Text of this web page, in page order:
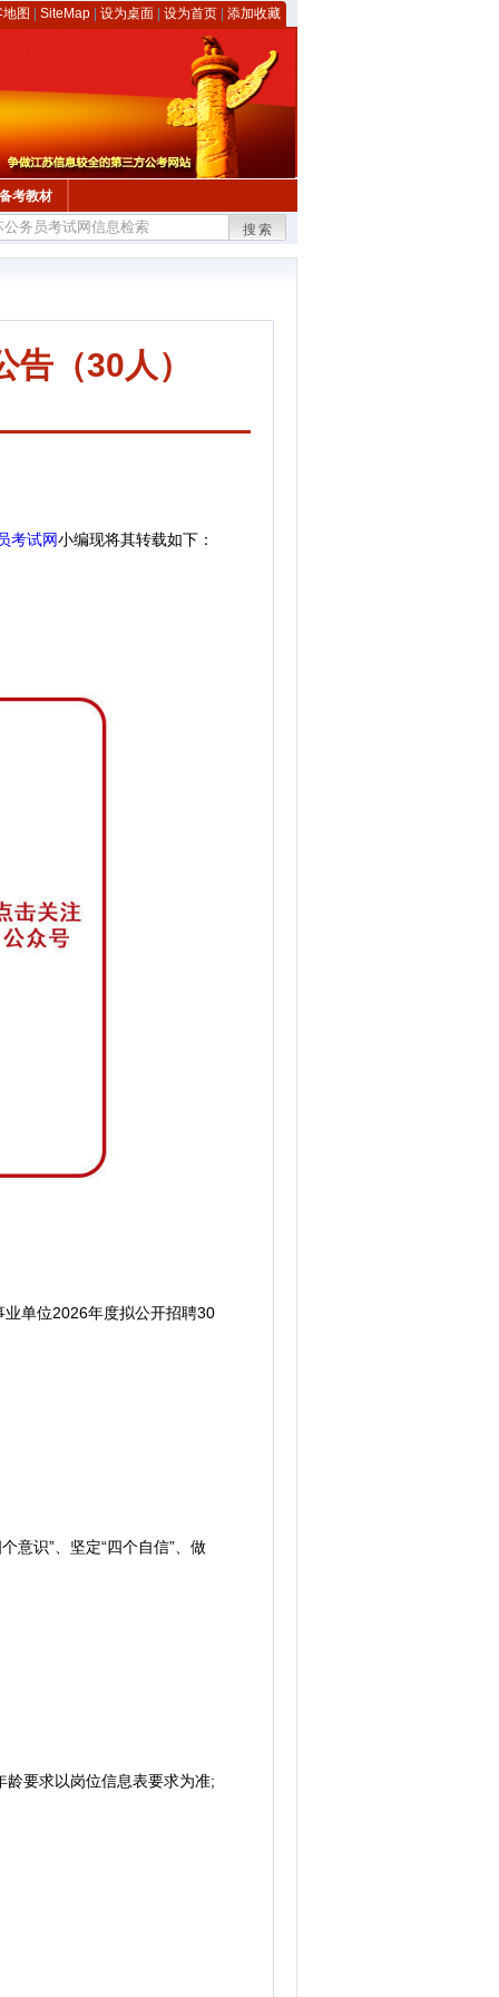
图 SiteMap 设为桌面 设为首页 添加收藏
备考教材
搜索
（30人）
考试网 小编现将其转载如下：
单位2026年度拟公开招聘30
识”、坚定“四个自信”、做
要求以岗位信息表要求为准;